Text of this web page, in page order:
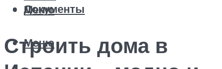
Документы
Меню
Меню
Строить дома в